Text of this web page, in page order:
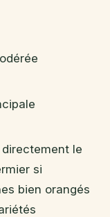
le
si
bien orangés